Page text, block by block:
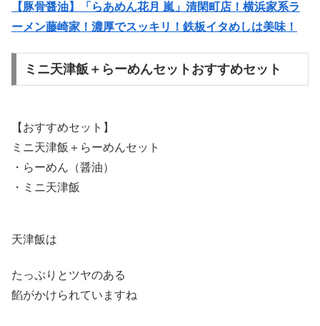
【豚骨醤油】「らあめん花月 嵐」清閑町店！横浜家系ラ
ーメン藤崎家！濃厚でスッキリ！鉄板イタめしは美味！
ミニ天津飯＋らーめんセットおすすめセット
【おすすめセット】
ミニ天津飯＋らーめんセット
・らーめん（醤油）
・ミニ天津飯
天津飯は
たっぷりとツヤのある
餡がかけられていますね